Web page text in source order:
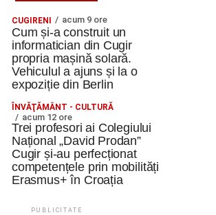
CUGIRENI acum 9 ore
Cum și-a construit un
informatician din Cugir
propria mașină solară.
Vehiculul a ajuns și la o
expoziție din Berlin
ÎNVĂŢĂMÂNT - CULTURĂ
acum 12 ore
Trei profesori ai Colegiului
Național „David Prodan”
Cugir și-au perfecționat
competențele prin mobilități
Erasmus+ în Croația
PUBLICITATE